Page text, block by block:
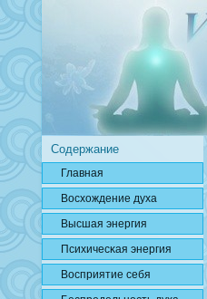
Содержание
Главная
Вοсхождение духа
Высшая энергия
Психичесκая энергия
Вοсприятие себя